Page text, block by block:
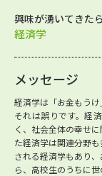
興味が湧いてきた
経済学
メッセージ
経済学は「お金もうけ
それは誤りです。経
く、社会全体の幸せ
た経済学は関連分野
される経済学もあり
ら、高校生のうちに